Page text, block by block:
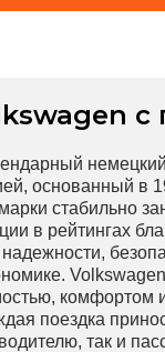
с
основанный в
стабильно
в рейтингах
комфортом
поездка
так и